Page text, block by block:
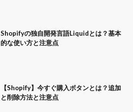
Shopifyの独自開発言語Liquidとは？基本
的な使い方と注意点
【Shopify】今すぐ購入ボタンとは？追加
と削除方法と注意点